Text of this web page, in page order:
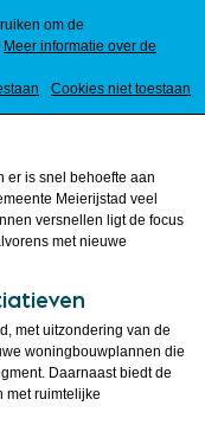
om de
Meer informatie over de
Cookies niet toestaan
er is snel behoefte aan
Meierijstad veel
versnellen ligt de focus
met nieuwe
met uitzondering van de
woningbouwplannen die
Daarnaast biedt de
met ruimtelijke